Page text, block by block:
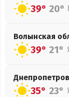
39° 20°
Волынская
39° 21°
35° 23°